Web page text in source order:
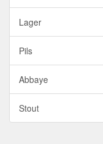
Lager
Pils
Abbaye
Stout